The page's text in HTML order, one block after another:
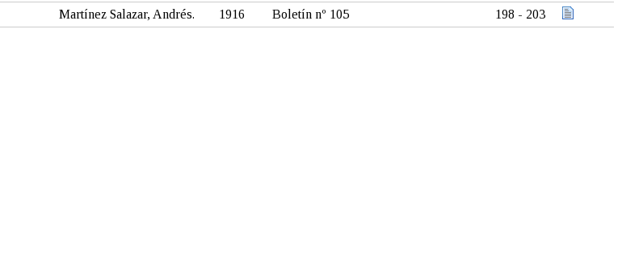
Martínez Salazar, Andrés. 1916 Boletín nº 105 198 - 203